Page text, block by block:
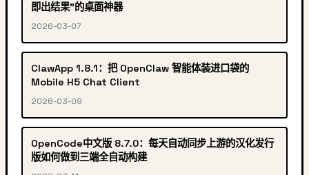
即出结果”的桌面神器
2026-03-07
ClawApp 1.8.1：把 OpenClaw 智能体装进口袋的
Mobile H5 Chat Client
2026-03-09
OpenCode中文版 8.7.0：每天自动同步上游的汉化发行
版如何做到三端全自动构建